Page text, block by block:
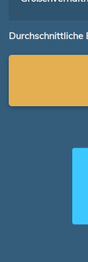
Durchschnittliche